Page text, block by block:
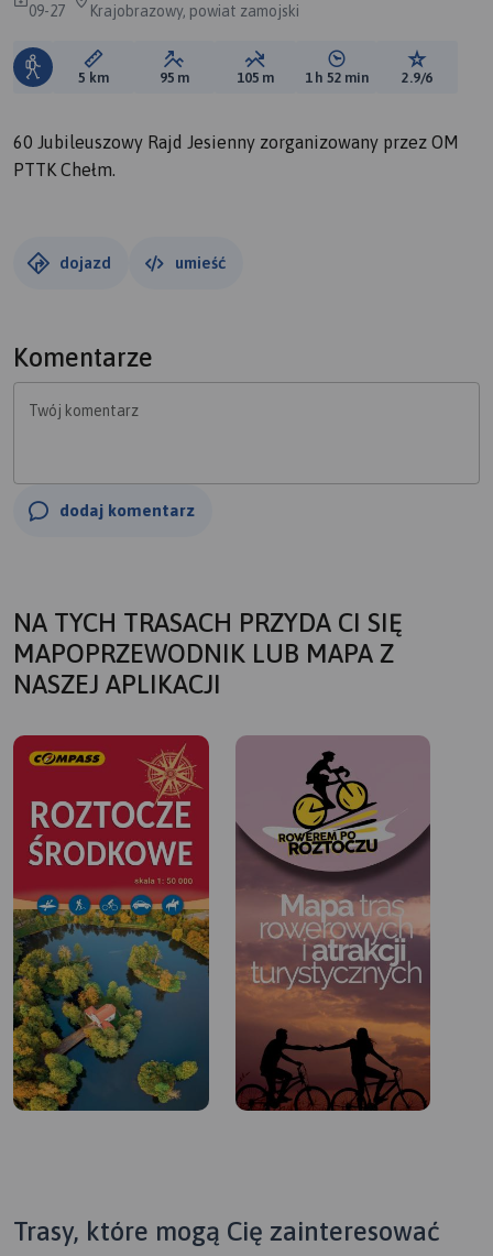
09-27
Krajobrazowy, powiat zamojski
Długość trasy:
5 km Suma przewyższeń:
95 m Suma spadków:
105 m Średni czas potrzebny
1 h 52 min Ocena
2.9/6
60 Jubileuszowy Rajd Jesienny zorganizowany przez OM
PTTK Chełm.
dojazd umieść
Komentarze
Twój komentarz
dodaj komentarz
NA TYCH TRASACH PRZYDA CI SIĘ
MAPOPRZEWODNIK LUB MAPA Z
NASZEJ APLIKACJI
Trasy, które mogą Cię zainteresować